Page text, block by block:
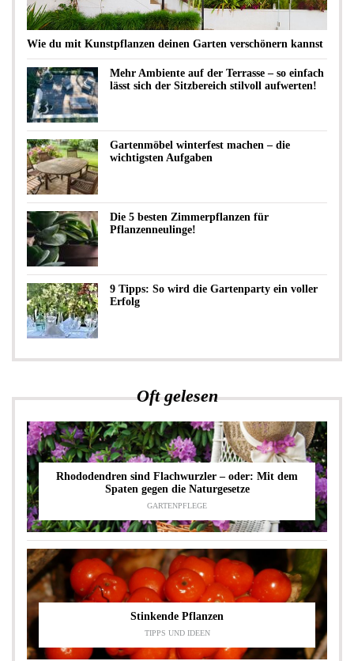
Wie du mit Kunstpflanzen deinen Garten verschönern kannst
Mehr Ambiente auf der Terrasse – so einfach
lässt sich der Sitzbereich stilvoll aufwerten!
Gartenmöbel winterfest machen – die
wichtigsten Aufgaben
Die 5 besten Zimmerpflanzen für
Pflanzenneulinge!
9 Tipps: So wird die Gartenparty ein voller
Erfolg
Oft gelesen
Rhododendren sind Flachwurzler – oder: Mit dem
Spaten gegen die Naturgesetze
GARTENPFLEGE
Stinkende Pflanzen
TIPPS UND IDEEN